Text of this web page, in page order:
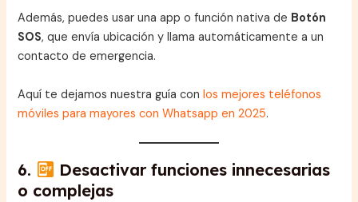
Además, puedes usar una app o función nativa de Botón
SOS, que envía ubicación y llama automáticamente a un
contacto de emergencia.
Aquí te dejamos nuestra guía conlos mejores teléfonos
móviles para mayores con Whatsapp en 2025.
6.
Desactivar funciones innecesarias
o complejas